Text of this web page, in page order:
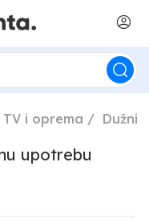
TV i oprema Dužni
upotrebu